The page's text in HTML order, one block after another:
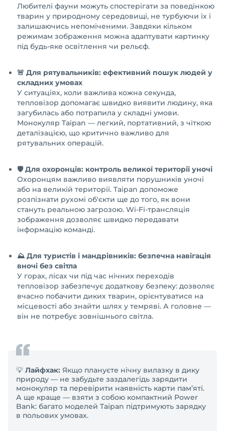
Любителі фауни можуть спостерігати за поведінкою
тварин у природному середовищі, не турбуючи їх і
залишаючись непоміченими. Завдяки кільком
режимам зображення можна адаптувати картинку
під будь-яке освітлення чи рельєф.
🚨 Для рятувальників: ефективний пошук людей у
складних умовах
У ситуаціях, коли важлива кожна секунда,
тепловізор допомагає швидко виявити людину, яка
загубилась або потрапила у складні умови.
Монокуляр Taipan — легкий, портативний, з чіткою
деталізацією, що критично важливо для
рятувальних операцій.
🛡️ Для охоронців: контроль великої території уночі
Охоронцям важливо виявляти порушників уночі
або на великій території. Taipan допоможе
розпізнати рухомі об'єкти ще до того, як вони
стануть реальною загрозою. Wi-Fi-трансляція
зображення дозволяє швидко передавати
інформацію команді.
⛰️ Для туристів і мандрівників: безпечна навігація
вночі без світла
У горах, лісах чи під час нічних переходів
тепловізор забезпечує додаткову безпеку: дозволяє
вчасно побачити диких тварин, орієнтуватися на
місцевості або знайти шлях у темряві. А головне —
він не потребує зовнішнього світла.
💡 Лайфхак: Якщо плануєте нічну вилазку в дику
природу — не забудьте заздалегідь зарядити
монокуляр та перевірити наявність карти пам’яті.
А ще краще — взяти з собою компактний Power
Bank: багато моделей Taipan підтримують зарядку
в польових умовах.